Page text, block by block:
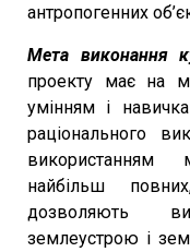
антропогенних
Мета виконання
проекту має на
умінням і
раціонального
використанням
найбільш
дозволяють
землеустрою і